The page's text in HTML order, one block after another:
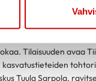
asialla -viikonloppu on
kattauksen
Tilaisuuden avaa
kasvatustieteiden
Tuula Sarpola,